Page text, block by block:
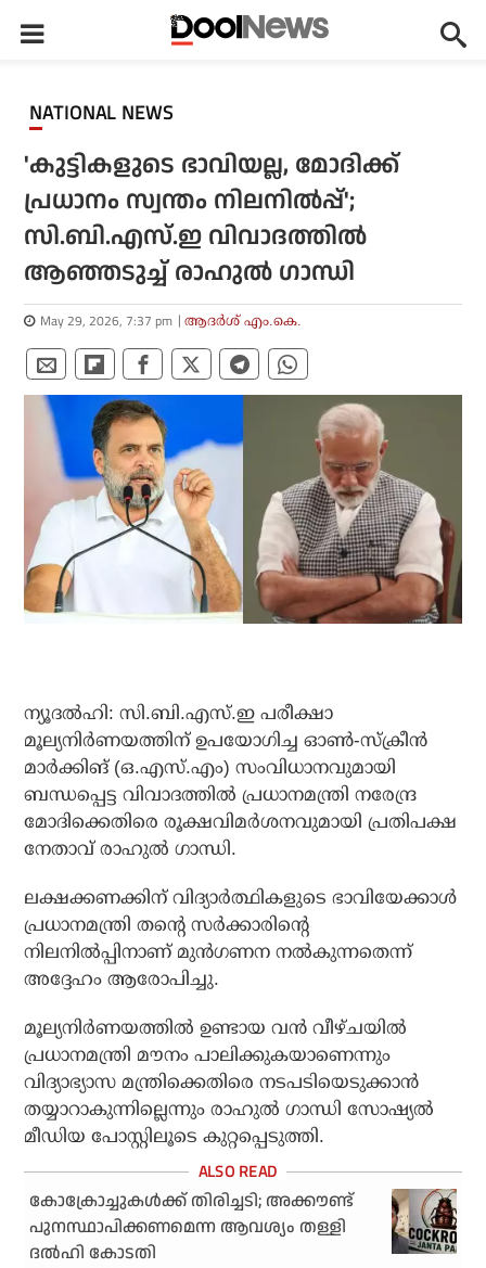
NATIONAL NEWS
'കുട്ടികളുടെ ഭാവിയല്ല, മോദിക്ക്
പ്രധാനം സ്വന്തം നിലനില്‍പ്പ്';
സി.ബി.എസ്.ഇ വിവാദത്തില്‍
ആഞ്ഞടുച്ച് രാഹുല്‍ ഗാന്ധി
May 29, 2026, 7:37 pm ആദർശ് എം.കെ.
ന്യൂദല്‍ഹി: സി.ബി.എസ്.ഇ പരീക്ഷാ
മൂല്യനിര്‍ണയത്തിന് ഉപയോഗിച്ച ഓണ്‍-സ്‌ക്രീന്‍
മാര്‍ക്കിങ് (ഒ.എസ്.എം) സംവിധാനവുമായി
ബന്ധപ്പെട്ട വിവാദത്തില്‍ പ്രധാനമന്ത്രി നരേന്ദ്ര
മോദിക്കെതിരെ രൂക്ഷവിമര്‍ശനവുമായി പ്രതിപക്ഷ
നേതാവ് രാഹുല്‍ ഗാന്ധി.
ലക്ഷക്കണക്കിന് വിദ്യാര്‍ത്ഥികളുടെ ഭാവിയേക്കാള്‍
പ്രധാനമന്ത്രി തന്റെ സര്‍ക്കാരിന്റെ
നിലനില്‍പ്പിനാണ് മുന്‍ഗണന നല്‍കുന്നതെന്ന്
അദ്ദേഹം ആരോപിച്ചു.
മൂല്യനിര്‍ണയത്തില്‍ ഉണ്ടായ വന്‍ വീഴ്ചയില്‍
പ്രധാനമന്ത്രി മൗനം പാലിക്കുകയാണെന്നും
വിദ്യാഭ്യാസ മന്ത്രിക്കെതിരെ നടപടിയെടുക്കാന്‍
തയ്യാറാകുന്നില്ലെന്നും രാഹുല്‍ ഗാന്ധി സോഷ്യല്‍
മീഡിയ പോസ്റ്റിലൂടെ കുറ്റപ്പെടുത്തി.
കോക്രോച്ചുകള്‍ക്ക് തിരിച്ചടി; അക്കൗണ്ട്
പുനസ്ഥാപിക്കണമെന്ന ആവശ്യം തള്ളി
ദല്‍ഹി കോടതി